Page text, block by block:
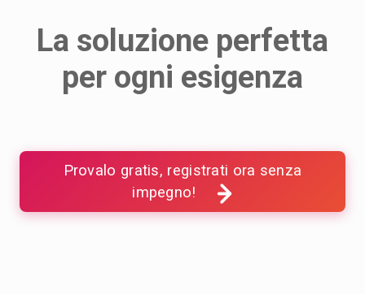
La soluzione perfetta
per ogni esigenza
Provalo gratis, registrati ora senza
impegno!